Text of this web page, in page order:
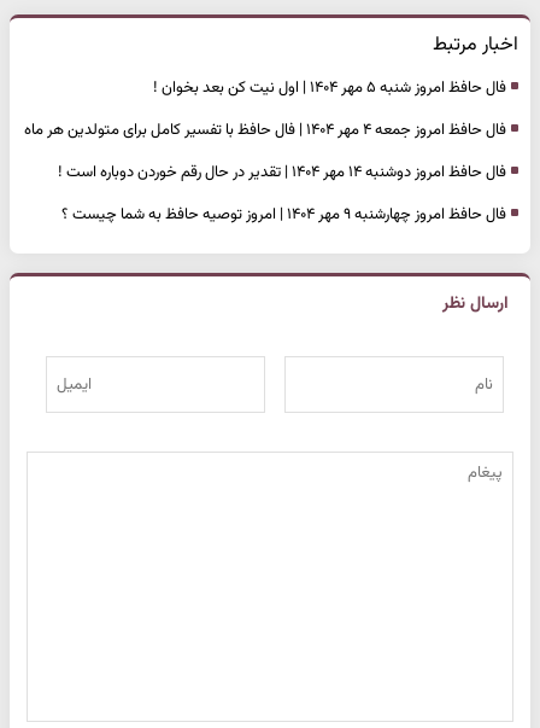
اخبار مرتبط
فال حافظ امروز شنبه ۵ مهر ۱۴۰۴ | اول نیت کن بعد بخوان !
فال حافظ امروز جمعه ۴ مهر ۱۴۰۴ | فال حافظ با تفسیر کامل برای متولدین هر ماه
فال حافظ امروز دوشنبه ۱۴ مهر ۱۴۰۴ | تقدیر در حال رقم خوردن دوباره است !
فال حافظ امروز چهارشنبه ۹ مهر ۱۴۰۴ | امروز توصیه حافظ به شما چیست ؟
ارسال نظر